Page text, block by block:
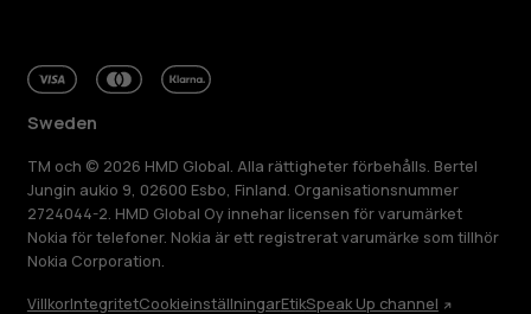
Sweden
TM och © 2026 HMD Global. Alla rättigheter förbehålls. Bertel
Jungin aukio 9, 02600 Esbo, Finland. Organisationsnummer
2724044-2. HMD Global Oy innehar licensen för varumärket
Nokia för telefoner. Nokia är ett registrerat varumärke som tillhör
Nokia Corporation.
VillkorIntegritetCookieinställningarEtikSpeak Up channel